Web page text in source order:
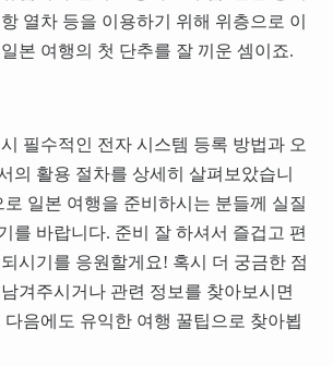
열차 등을 이용하기 위해 위층으로 이
본 여행의 첫 단추를 잘 끼운 셈이죠.
필수적인 전자 시스템 등록 방법과 오
의 활용 절차를 상세히 살펴보았습니
일본 여행을 준비하시는 분들께 실질
를 바랍니다. 준비 잘 하셔서 즐겁고 편
시기를 응원할게요! 혹시 더 궁금한 점
겨주시거나 관련 정보를 찾아보시면
다음에도 유익한 여행 꿀팁으로 찾아뵙